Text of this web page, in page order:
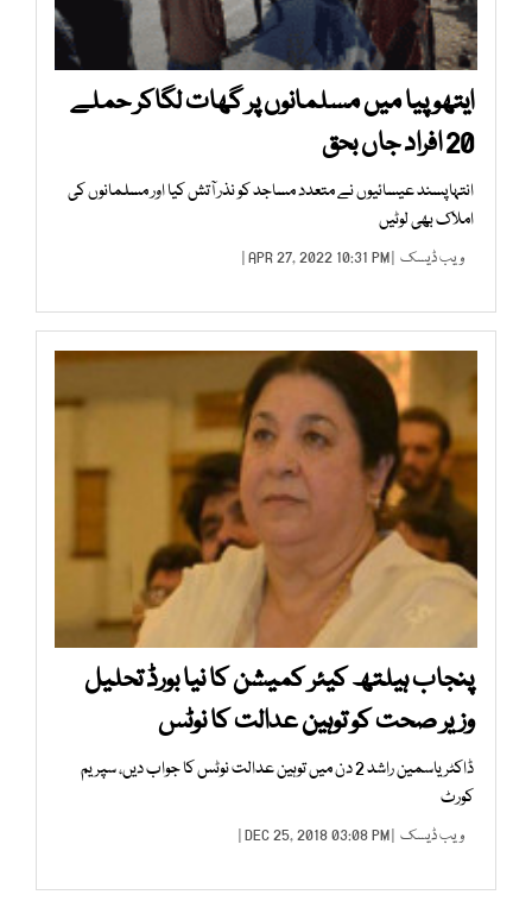
ایتھوپیا میں مسلمانوں پر گھات لگاکر حملے
20 افراد جاں بحق
انتہاپسند عیسائیوں نے متعدد مساجد کو نذر آتش کیا اور مسلمانوں کی
املاک بھی لوٹیں
ویب ڈیسک | APR 27, 2022 10:31 PM |
پنجاب ہیلتھ کیئر کمیشن کا نیا بورڈ تحلیل
وزیر صحت کو توہین عدالت کا نوٹس
ڈاکٹر یاسمین راشد 2 دن میں توہین عدالت نوٹس کا جواب دیں، سپریم
کورٹ
ویب ڈیسک | DEC 25, 2018 03:08 PM |